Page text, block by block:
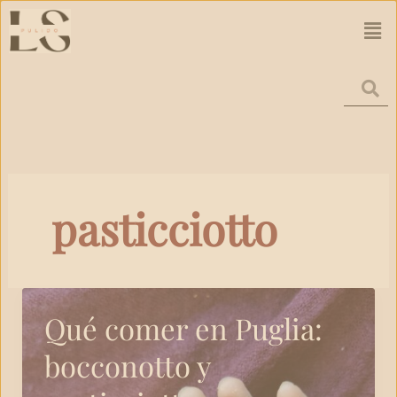
Ir
al
contenido
pasticciotto
Qué comer en Puglia:
bocconotto y